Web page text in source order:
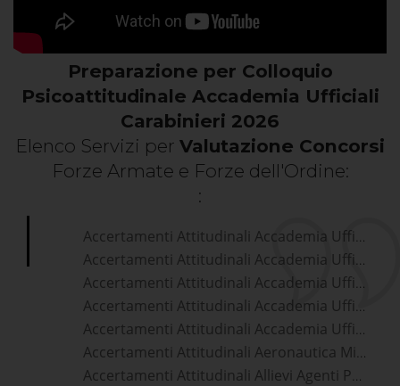
Preparazione per Colloquio
Psicoattitudinale Accademia Ufficiali
Carabinieri 2026
Elenco Servizi per Valutazione Concorsi
Forze Armate e Forze dell'Ordine:
:
Accertamenti Attitudinali Accademia Ufficiali Aeronautica Militare
Accertamenti Attitudinali Accademia Ufficiali Carabinieri
Accertamenti Attitudinali Accademia Ufficiali Esercito
Accertamenti Attitudinali Accademia Ufficiali Guardia Di Finanza
Accertamenti Attitudinali Accademia Ufficiali Marina Militare
Accertamenti Attitudinali Aeronautica Militare
Accertamenti Attitudinali Allievi Agenti Polizia Di Stato